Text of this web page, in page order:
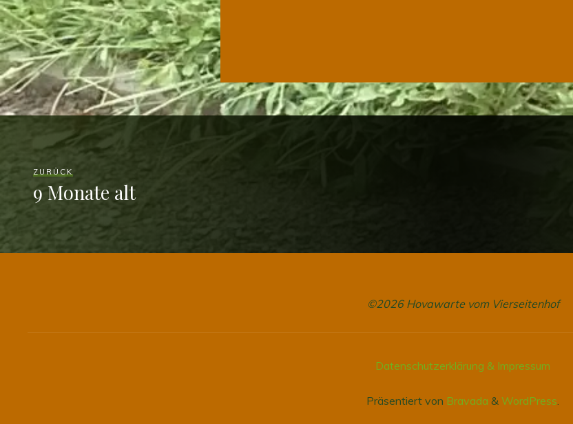
ZURÜCK
9 Monate alt
©2026 Hovawarte vom Vierseitenhof
Datenschutzerklärung & Impressum
Präsentiert von Bravada & WordPress.